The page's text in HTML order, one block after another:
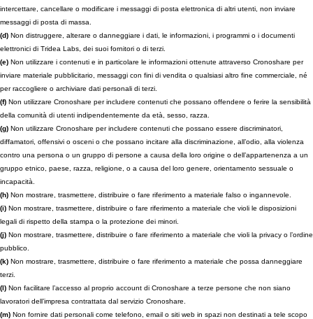
intercettare, cancellare o modificare i messaggi di posta elettronica di altri utenti, non inviare
messaggi di posta di massa.
(d) Non distruggere, alterare o danneggiare i dati, le informazioni, i programmi o i documenti
elettronici di Tridea Labs, dei suoi fornitori o di terzi.
(e) Non utilizzare i contenuti e in particolare le informazioni ottenute attraverso Cronoshare per
inviare materiale pubblicitario, messaggi con fini di vendita o qualsiasi altro fine commerciale, né
per raccogliere o archiviare dati personali di terzi.
(f) Non utilizzare Cronoshare per includere contenuti che possano offendere o ferire la sensibilità
della comunità di utenti indipendentemente da età, sesso, razza.
(g) Non utilizzare Cronoshare per includere contenuti che possano essere discriminatori,
diffamatori, offensivi o osceni o che possano incitare alla discriminazione, all’odio, alla violenza
contro una persona o un gruppo di persone a causa della loro origine o dell’appartenenza a un
gruppo etnico, paese, razza, religione, o a causa del loro genere, orientamento sessuale o
incapacità.
(h) Non mostrare, trasmettere, distribuire o fare riferimento a materiale falso o ingannevole.
(i) Non mostrare, trasmettere, distribuire o fare riferimento a materiale che violi le disposizioni
legali di rispetto della stampa o la protezione dei minori.
(j) Non mostrare, trasmettere, distribuire o fare riferimento a materiale che violi la privacy o l’ordine
pubblico.
(k) Non mostrare, trasmettere, distribuire o fare riferimento a materiale che possa danneggiare
terzi.
(l) Non facilitare l’accesso al proprio account di Cronoshare a terze persone che non siano
lavoratori dell’impresa contrattata dal servizio Cronoshare.
(m) Non fornire dati personali come telefono, email o siti web in spazi non destinati a tele scopo